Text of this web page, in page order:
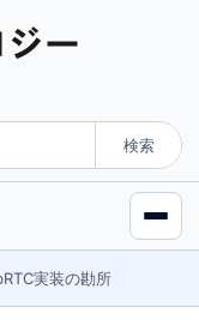
検索
実装の勘所